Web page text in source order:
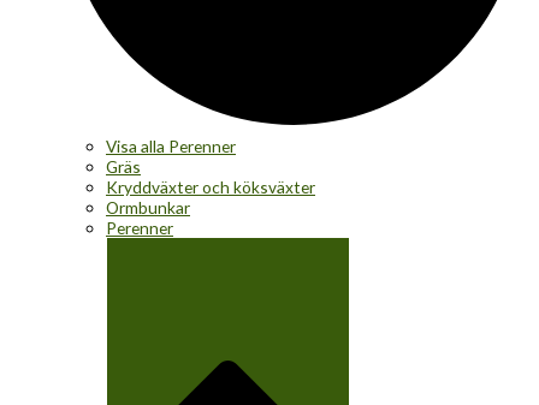
Visa alla Perenner
Gräs
Kryddväxter och köksväxter
Ormbunkar
Perenner